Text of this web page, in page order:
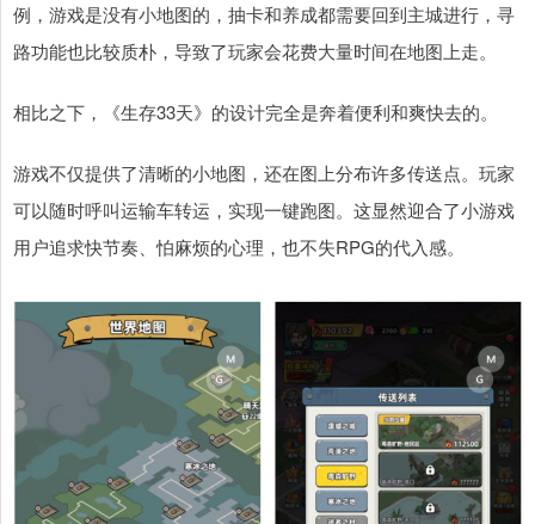
例，游戏是没有小地图的，抽卡和养成都需要回到主城进行，寻
路功能也比较质朴，导致了玩家会花费大量时间在地图上走。
相比之下，《生存33天》的设计完全是奔着便利和爽快去的。
游戏不仅提供了清晰的小地图，还在图上分布许多传送点。玩家
可以随时呼叫运输车转运，实现一键跑图。这显然迎合了小游戏
用户追求快节奏、怕麻烦的心理，也不失RPG的代入感。